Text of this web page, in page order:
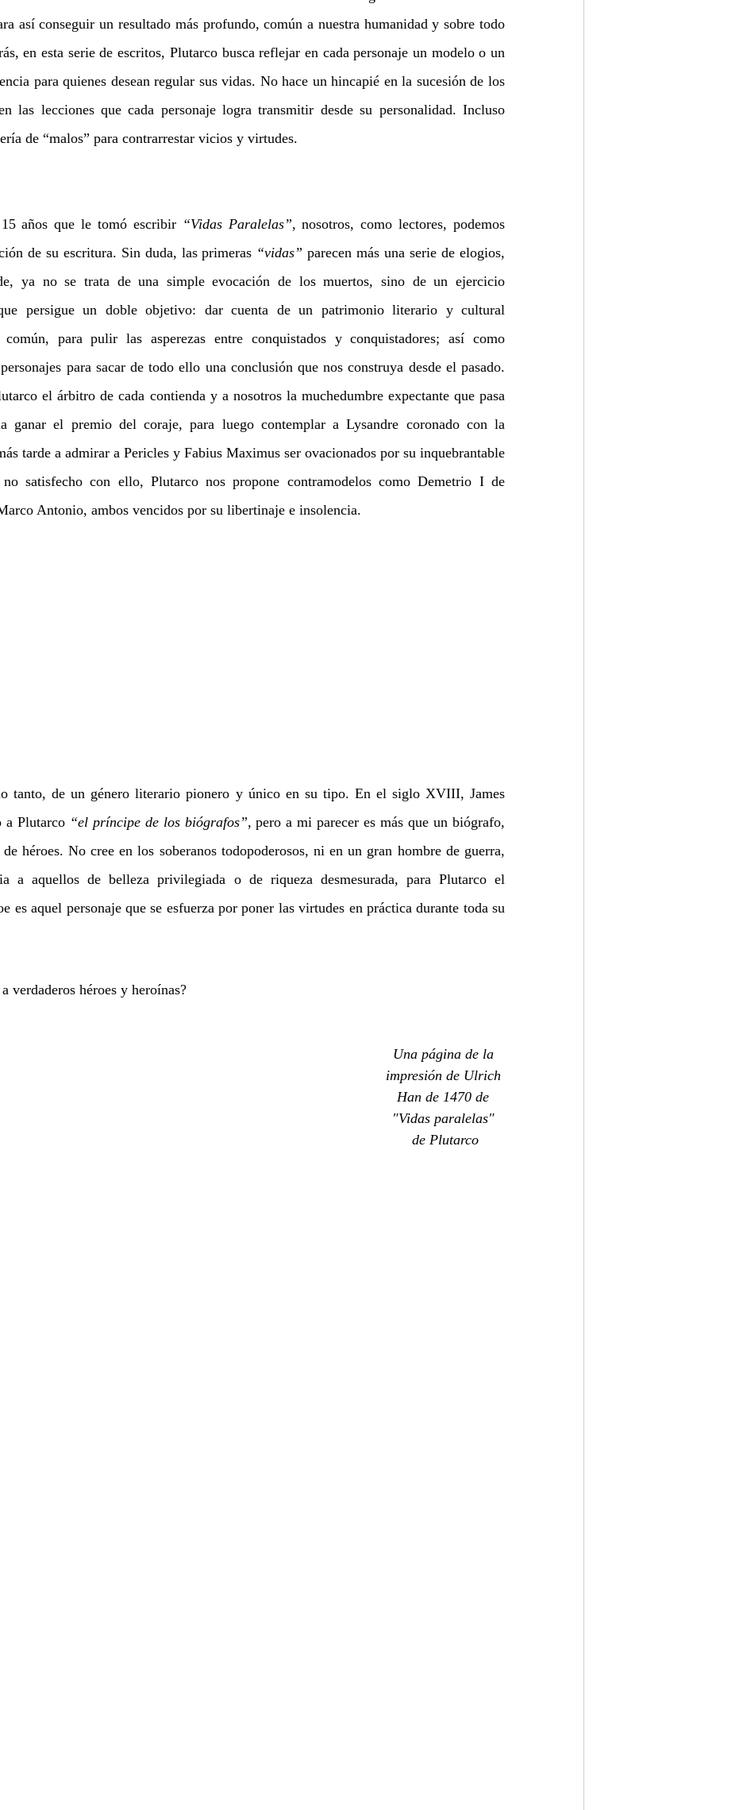
así conseguir un resultado más profundo, común a nuestra humanidad y sobre todo
en esta serie de escritos, Plutarco busca reflejar en cada personaje un modelo o un
para quienes desean regular sus vidas. No hace un hincapié en la sucesión de los
las lecciones que cada personaje logra transmitir desde su personalidad. Incluso
de “malos” para contrarrestar vicios y virtudes.
años que le tomó escribir “Vidas Paralelas”, nosotros, como lectores, podemos
de su escritura. Sin duda, las primeras “vidas” parecen más una serie de elogios,
ya no se trata de una simple evocación de los muertos, sino de un ejercicio
persigue un doble objetivo: dar cuenta de un patrimonio literario y cultural
común, para pulir las asperezas entre conquistados y conquistadores; así como
para sacar de todo ello una conclusión que nos construya desde el pasado.
el árbitro de cada contienda y a nosotros la muchedumbre expectante que pasa
ganar el premio del coraje, para luego contemplar a Lysandre coronado con la
tarde a admirar a Pericles y Fabius Maximus ser ovacionados por su inquebrantable
satisfecho con ello, Plutarco nos propone contramodelos como Demetrio I de
Antonio, ambos vencidos por su libertinaje e insolencia.
tanto, de un género literario pionero y único en su tipo. En el siglo XVIII, James
a Plutarco “el príncipe de los biógrafos”, pero a mi parecer es más que un biógrafo,
héroes. No cree en los soberanos todopoderosos, ni en un gran hombre de guerra,
a aquellos de belleza privilegiada o de riqueza desmesurada, para Plutarco el
es aquel personaje que se esfuerza por poner las virtudes en práctica durante toda su
verdaderos héroes y heroínas?
Una página de la
impresión de Ulrich
Han de 1470 de
"Vidas paralelas"
de Plutarco